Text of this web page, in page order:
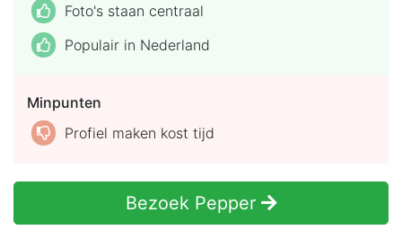
Foto's staan centraal
Populair in Nederland
Minpunten
Profiel maken kost tijd
Bezoek Pepper